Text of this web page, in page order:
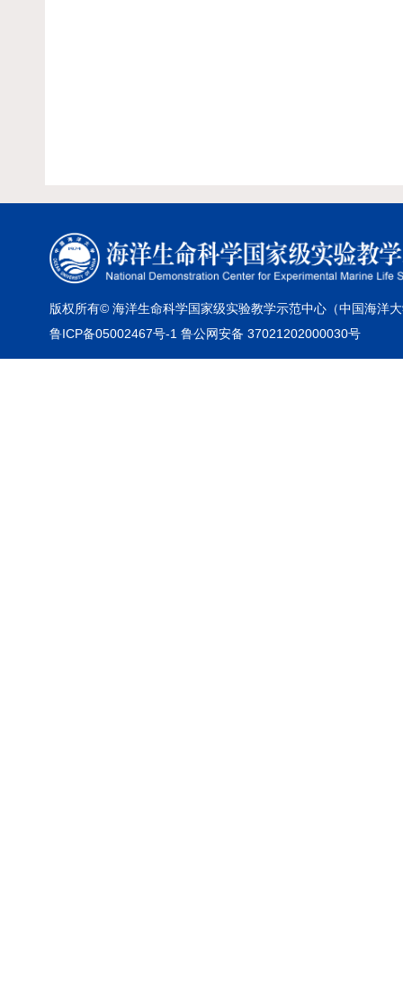
版权所有© 海洋生命科学国家级实验教学示范中心（中国海洋
鲁ICP备05002467号-1 鲁公网安备 37021202000030号